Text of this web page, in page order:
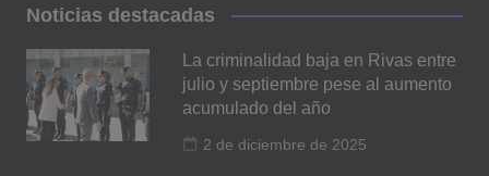
Noticias destacadas
La criminalidad baja en Rivas entre
julio y septiembre pese al aumento
acumulado del año
2 de diciembre de 2025